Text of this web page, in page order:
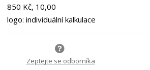
850 Kč, 10,00
logo: individuální kalkulace
Zeptejte se odborníka